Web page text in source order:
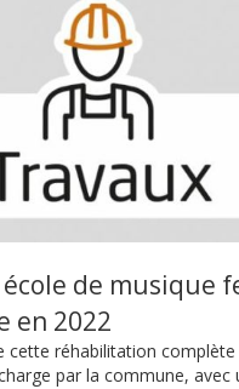
école de musique
en 2022
cette réhabilitation complète
par la commune, avec